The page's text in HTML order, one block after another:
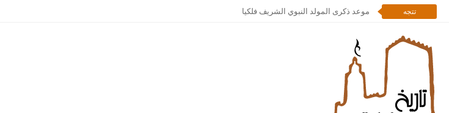
تتجه موعد ذكرى المولد النبوي الشريف فلكيا